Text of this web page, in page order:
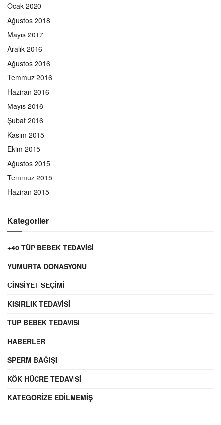
Ocak 2020
Ağustos 2018
Mayıs 2017
Aralık 2016
Ağustos 2016
Temmuz 2016
Haziran 2016
Mayıs 2016
Şubat 2016
Kasım 2015
Ekim 2015
Ağustos 2015
Temmuz 2015
Haziran 2015
Kategoriler
+40 TÜP BEBEK TEDAVISI
YUMURTA DONASYONU
CINSIYET SEÇIMI
KISIRLIK TEDAVISI
TÜP BEBEK TEDAVISI
HABERLER
SPERM BAĞIŞI
KÖK HÜCRE TEDAVISI
KATEGORIZE EDILMEMIŞ